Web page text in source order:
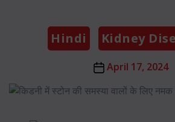
Hindi Kidney
PostApril 17, 2024